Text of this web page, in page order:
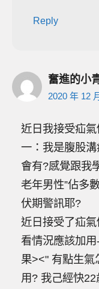
Reply
奮進的小
2020 年 12
近日我接受疝
一：我是腹股
會有?感覺跟我
老年男性”佔多
伏期警訊耶?
近日接受了疝氣
看情況應該加
果><" 有點生氣
用? 我己經快